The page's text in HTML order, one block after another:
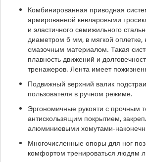
Комбинированная приводная
армированной кевларовыми
и эластичного семижильного
диаметром 6 мм, в мягкой оплетке,
смазочным материалом. Такая
плавность движений и
тренажеров. Лента имеет
Подвижный верхний валик
пользователя в ручном режиме.
Эргономичные рукояти с прочным
антискользящим покрытием,
алюминиевыми хомутами-
Многочисленные опоры для ног
комфортом тренироваться людям